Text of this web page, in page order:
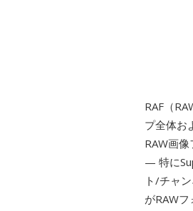
RAF（
プ全体お
RAW画
— 特に
ト/チャ
がRAW